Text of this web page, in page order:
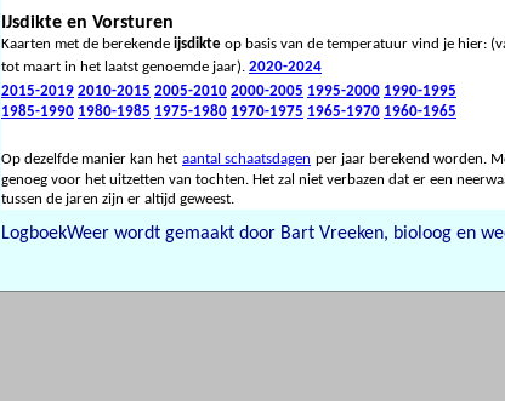
IJsdikte en Vorsturen
Kaarten met de berekende ijsdikte op basis van de temperatuur vind je hier:
tot maart in het laatst genoemde jaar). 2020-2024
2015-2019 2010-2015 2005-2010 2000-2005 1995-2000 1990-1995
1985-1990 1980-1985 1975-1980 1970-1975 1965-1970 1960-1965
Op dezelfde manier kan het aantal schaatsdagen per jaar berekend worden.
genoeg voor het uitzetten van tochten. Het zal niet verbazen dat er een
tussen de jaren zijn er altijd geweest.
LogboekWeer wordt gemaakt door Bart Vreeken, bioloog en